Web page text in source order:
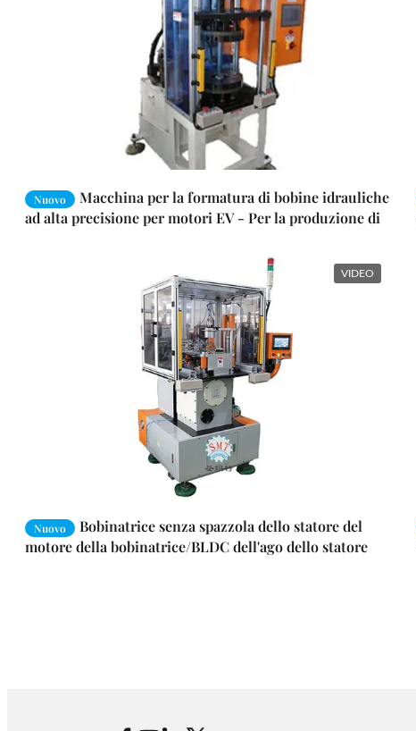
Nuovo
Macchina per la formatura di bobine idrauliche
ad alta precisione per motori EV - Per la produzione di
VIDEO
Nuovo
Bobinatrice senza spazzola dello statore del
motore della bobinatrice/BLDC dell'ago dello statore